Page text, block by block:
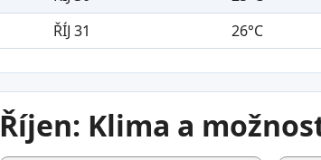
ŘÍJ 31
26°C
Říjen: Klima a